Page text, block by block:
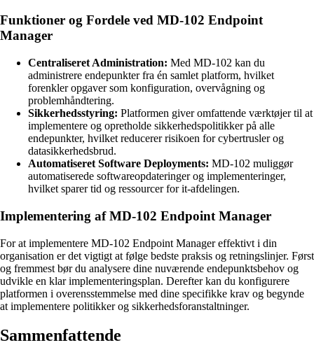
Funktioner og Fordele ved MD-102 Endpoint
Manager
Centraliseret Administration: Med MD-102 kan du
administrere endepunkter fra én samlet platform, hvilket
forenkler opgaver som konfiguration, overvågning og
problemhåndtering.
Sikkerhedsstyring: Platformen giver omfattende værktøjer til at
implementere og opretholde sikkerhedspolitikker på alle
endepunkter, hvilket reducerer risikoen for cybertrusler og
datasikkerhedsbrud.
Automatiseret Software Deployments: MD-102 muliggør
automatiserede softwareopdateringer og implementeringer,
hvilket sparer tid og ressourcer for it-afdelingen.
Implementering af MD-102 Endpoint Manager
For at implementere MD-102 Endpoint Manager effektivt i din
organisation er det vigtigt at følge bedste praksis og retningslinjer. Først
og fremmest bør du analysere dine nuværende endepunktsbehov og
udvikle en klar implementeringsplan. Derefter kan du konfigurere
platformen i overensstemmelse med dine specifikke krav og begynde
at implementere politikker og sikkerhedsforanstaltninger.
Sammenfattende